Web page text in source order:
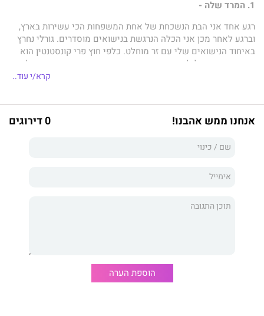
1. המרד שלה -
רגע אחד אני הבת הנשכחת של אחת המשפחות הכי עשירות בארץ,
וברגע לאחר מכן אני הכלה הנרגשת בנישואים מוסדרים. גורלי נחרץ
באיחוד הנישואים שלי עם זר מוחלט. כלפי חוץ פרי קונסטנטין הוא
חיית מסיבות. קליל, זורם, נערץ. בארבע עיניים הוא מהורהר, אפל,
כועס. אבל גם אני. מתחולל בינינו מאבק כוחות שבו אנחנו מחכים
בין שתי חברות חזקות. העובדה שיש בינינו התאמה בין הסדינים היא
הפנים של החתונה שלנו. זה דחף אותי ממש מעבר לקצה.
קשת הרגשות הזאת מתפוצצת בדרכים הכי לוהטות. אבל גם כשאני
מתקרב יותר לאשתי החדשה, עדיין אורב לנו איום בחוץ. שיימוס
מק'טירנן נחוש להרוס את מה שיצרנו. אני לא אתן לשום דבר להפריד
קרא/י עוד..
אנחנו ממש אהבנו! 0 דירוגים
הוספת הערה